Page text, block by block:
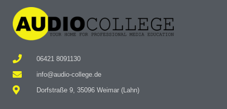
06421 8091130
info@audio-college.de
Dorfstraße 9, 35096 Weimar (Lahn)